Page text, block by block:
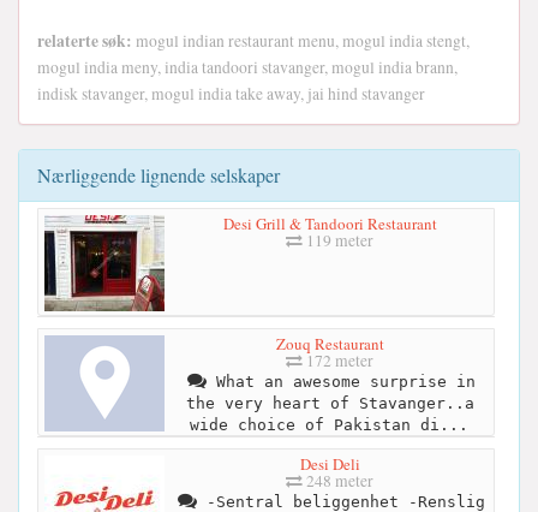
relaterte søk: mogul indian restaurant menu, mogul india stengt,
mogul india meny, india tandoori stavanger, mogul india brann,
indisk stavanger, mogul india take away, jai hind stavanger
Nærliggende lignende selskaper
Desi Grill & Tandoori Restaurant
119 meter
Zouq Restaurant
172 meter
What an awesome surprise in
the very heart of Stavanger..a
wide choice of Pakistan di...
Desi Deli
248 meter
-Sentral beliggenhet -Renslig